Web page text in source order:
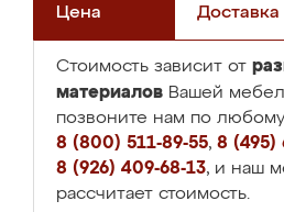
Цена Доставка
Стоимость зависит от
материалов Вашей
позвоните нам по
8 (800) 511-89-55, 8 (495)
8 (926) 409-68-13, и наш
рассчитает стоимость.